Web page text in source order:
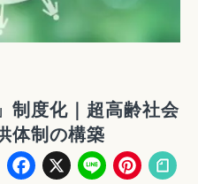
制度化｜超高齢社会
体制の構築
Facebook
X Line